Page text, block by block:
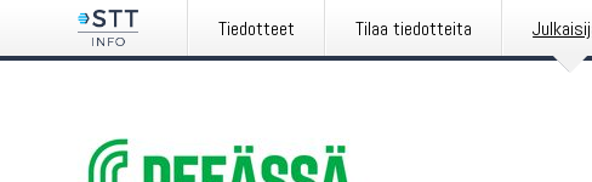
Tiedotteet Tilaa tiedotteita